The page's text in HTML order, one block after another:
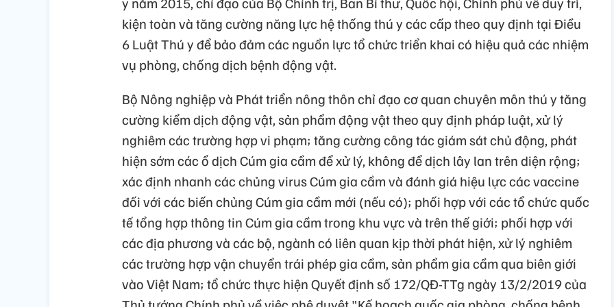
kiện toàn và tăng cường năng lực hệ thống thú y các cấp theo quy định tại Điều
6 Luật Thú y để bảo đảm các nguồn lực tổ chức triển khai có hiệu quả các nhiệm
vụ phòng, chống dịch bệnh động vật.
Bộ Nông nghiệp và Phát triển nông thôn chỉ đạo cơ quan chuyên môn thú y tăng
cường kiểm dịch động vật, sản phẩm động vật theo quy định pháp luật, xử lý
nghiêm các trường hợp vi phạm; tăng cường công tác giám sát chủ động, phát
hiện sớm các ổ dịch Cúm gia cầm để xử lý, không để dịch lây lan trên diện rộng;
xác định nhanh các chủng virus Cúm gia cầm và đánh giá hiệu lực các vaccine
đối với các biến chủng Cúm gia cầm mới (nếu có); phối hợp với các tổ chức quốc
tế tổng hợp thông tin Cúm gia cầm trong khu vực và trên thế giới; phối hợp với
các địa phương và các bộ, ngành có liên quan kịp thời phát hiện, xử lý nghiêm
các trường hợp vận chuyển trái phép gia cầm, sản phẩm gia cầm qua biên giới
vào Việt Nam; tổ chức thực hiện Quyết định số 172/QĐ-TTg ngày 13/2/2019 của